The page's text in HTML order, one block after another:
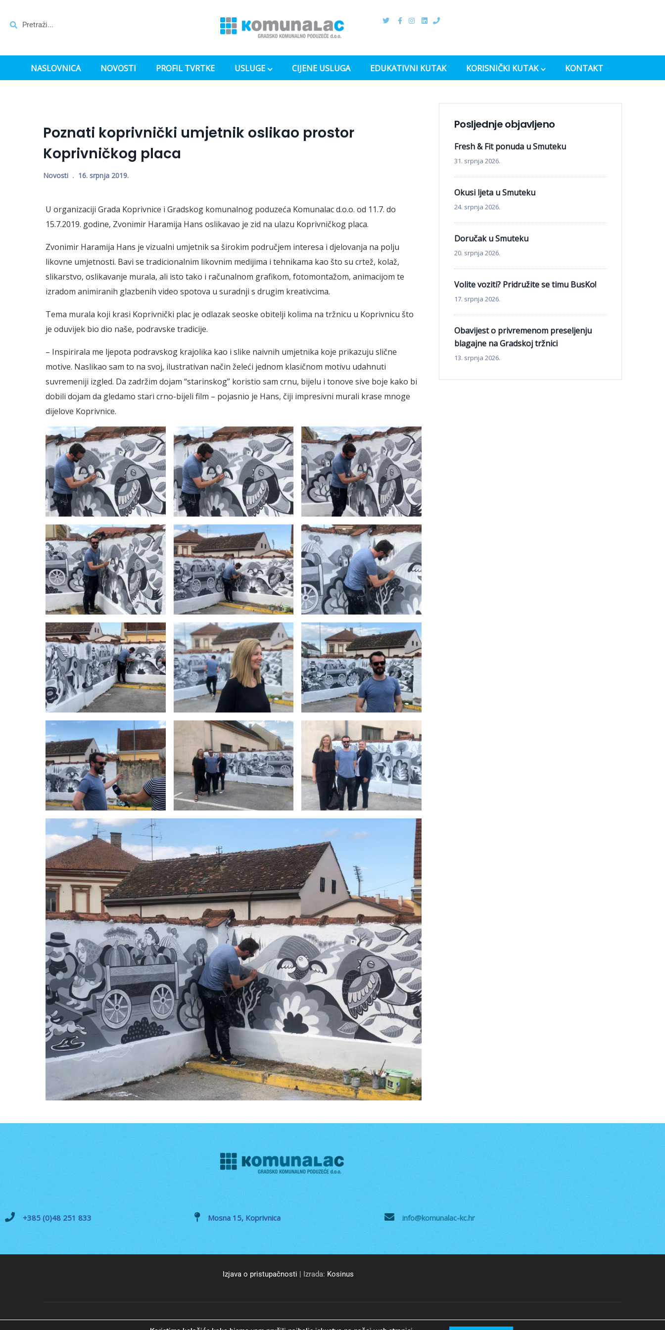
NASLOVNICA NOVOSTI PROFIL TVRTKE USLUGE CIJENE USLUGA EDUKATIVNI KUTAK KORISNIČKI KUTAK KONTAKT
Poznati koprivnički umjetnik oslikao prostor
Koprivničkog placa
Novosti 16. srpnja 2019.
U organizaciji Grada Koprivnice i Gradskog komunalnog poduzeća Komunalac d.o.o. od 11.7. do
15.7.2019. godine, Zvonimir Haramija Hans oslikavao je zid na ulazu Koprivničkog placa.
Zvonimir Haramija Hans je vizualni umjetnik sa širokim područjem interesa i djelovanja na polju
likovne umjetnosti. Bavi se tradicionalnim likovnim medijima i tehnikama kao što su crtež, kolaž,
slikarstvo, oslikavanje murala, ali isto tako i računalnom grafikom, fotomontažom, animacijom te
izradom animiranih glazbenih video spotova u suradnji s drugim kreativcima.
Tema murala koji krasi Koprivnički plac je odlazak seoske obitelji kolima na tržnicu u Koprivnicu što
je oduvijek bio dio naše, podravske tradicije.
– Inspirirala me ljepota podravskog krajolika kao i slike naivnih umjetnika koje prikazuju slične
motive. Naslikao sam to na svoj, ilustrativan način želeći jednom klasičnom motivu udahnuti
suvremeniji izgled. Da zadržim dojam “starinskog” koristio sam crnu, bijelu i tonove sive boje kako bi
dobili dojam da gledamo stari crno-bijeli film – pojasnio je Hans, čiji impresivni murali krase mnoge
dijelove Koprivnice.
Posljednje objavljeno
Fresh & Fit ponuda u Smuteku
31. srpnja 2026.
Okusi ljeta u Smuteku
24. srpnja 2026.
Doručak u Smuteku
20. srpnja 2026.
Volite voziti? Pridružite se timu BusKo!
17. srpnja 2026.
Obavijest o privremenom preseljenju
blagajne na Gradskoj tržnici
13. srpnja 2026.
+385 (0)48 251 833 Mosna 15, Koprivnica info@komunalac-kc.hr
Izjava o pristupačnosti | Izrada: Kosinus
© GKP Komunalac Koprivnica d.o.o. Sva prava pridržana.